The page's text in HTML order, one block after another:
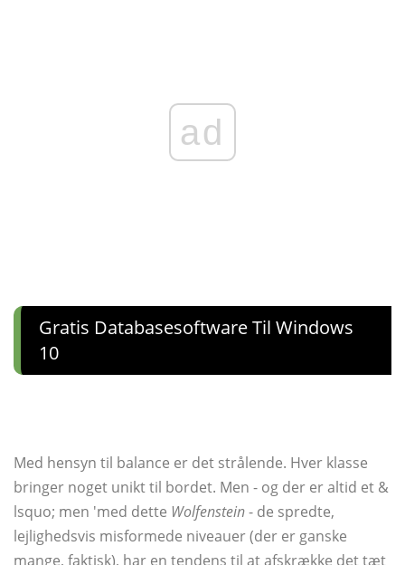
ad
Gratis Databasesoftware Til Windows
10
Med hensyn til balance er det strålende. Hver klasse
bringer noget unikt til bordet. Men - og der er altid et &
lsquo; men 'med dette Wolfenstein- de spredte,
lejlighedsvis misformede niveauer (der er ganske
mange, faktisk), har en tendens til at afskrække det tæt